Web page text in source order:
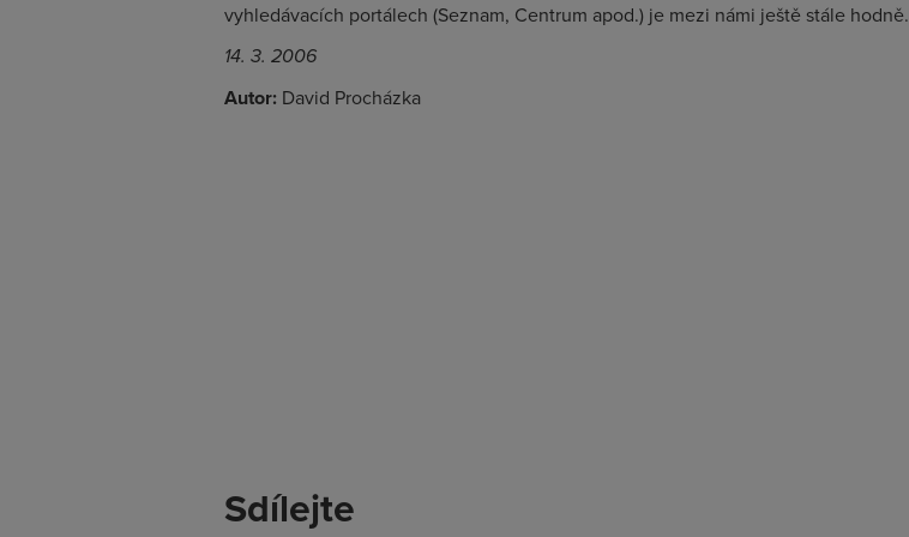
vyhledávacích portálech (Seznam, Centrum apod.) je mezi námi ještě stále hodně.
14. 3. 2006
Autor: David Procházka
Sdílejte